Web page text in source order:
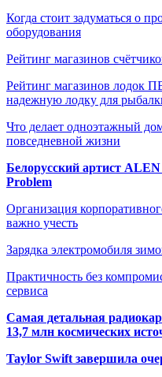
Когда стоит задуматься о
оборудования
Рейтинг магазинов
Рейтинг магазинов лодок
надежную лодку для
Что делает одноэтажный
повседневной жизни
Белорусский артист
Problem
Организация
важно учесть
Зарядка электромобиля
Практичность без
сервиса
Самая детальная
13,7 млн космических
Taylor Swift завершила